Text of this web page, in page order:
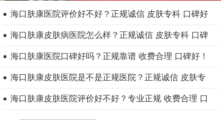
海口肤康医院评价好不好？正规诚信 皮肤专科 口碑好
海口肤康皮肤病医院怎么样？正规诚信 皮肤专科 口碑
海口肤康医院口碑好吗？正规靠谱 收费合理 口碑好！
海口肤康皮肤医院是不是正规医院？正规诚信 皮肤专
海口肤康皮肤医院评价好不好？专业正规 收费合理 口